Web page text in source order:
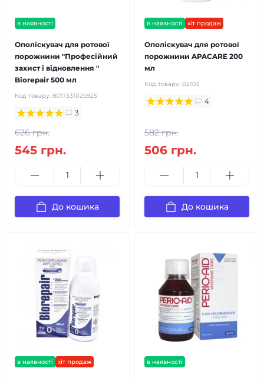
в наявності
Ополіскувач для ротової
порожнини "Професійний
захист і відновлення "
Biorepair 500 мл
Код товару: 8017331025925
3
626 грн.
545 грн.
До кошика
в наявності хіт продаж
Ополіскувач для ротової
порожнини APACARE 200
мл
Код товару: 02103
4
582 грн.
506 грн.
До кошика
в наявності хіт продаж в наявності